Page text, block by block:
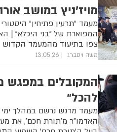
מויז'ניץ במושב
מעמד "תרעין פתיחין"
המפוארת של "בני היכלא" |
צפו בתיעוד מהמעמד הקדוש
משה ויסברג 13.05.26
המקובלים במפגש
להכל"
מעמד מרגש נרשם במהלך
האדמו"ר מ'תורת חכם', את